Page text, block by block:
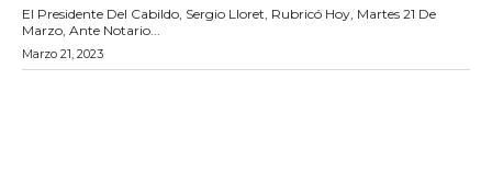
El Presidente Del Cabildo, Sergio Lloret, Rubricó Hoy, Martes 21 De
Marzo, Ante Notario...
Marzo 21, 2023